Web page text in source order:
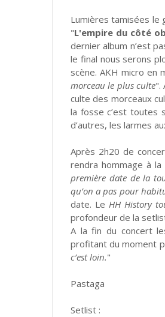
Lumières tamisées le
"L'empire du côté
dernier album n’est
le final nous serons
scène. AKH micro en
morceau le plus culte".
culte des morceaux
la fosse c’est toutes
d’autres, les larmes
Après 2h20 de
rendra hommage à
première date de la
qu’on a pas pour
date. Le HH History
profondeur de la
A la fin du concert
profitant du moment
c’est loin."
Pastaga
Setlist :